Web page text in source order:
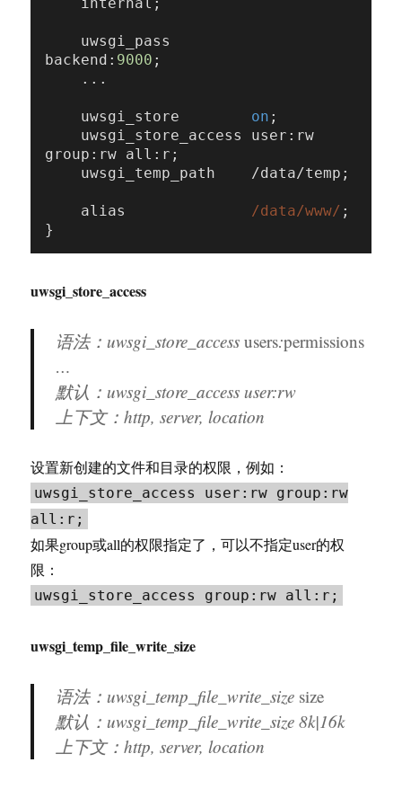
backend: 9000 ;
    uwsgi_store
on ;
group:rw all:r;
    alias
/data/www/ ;
uwsgi_store_access
语法：uwsgi_store_accessusers:permissions
…
默认：uwsgi_store_access user:rw
上下文：http, server, location
设置新创建的文件和目录的权限，例如：
uwsgi_store_access user:rw group:rw
all:r;
如果group或all的权限指定了，可以不指定user的权
限：
uwsgi_store_access group:rw all:r;
uwsgi_temp_file_write_size
语法：uwsgi_temp_file_write_size size
默认：uwsgi_temp_file_write_size 8k|16k
上下文：http, server, location